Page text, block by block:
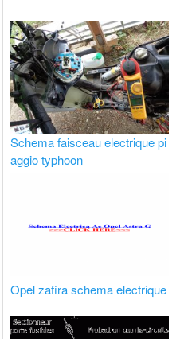
Schema faisceau electrique pi
aggio typhoon
Opel zafira schema electrique